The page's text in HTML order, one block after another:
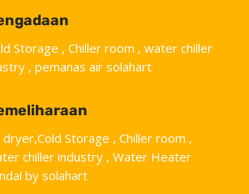
Storage , Chiller room , water chiller
, pemanas air solahart
dryer,Cold Storage , Chiller room ,
chiller industry , Water Heater
by solahart